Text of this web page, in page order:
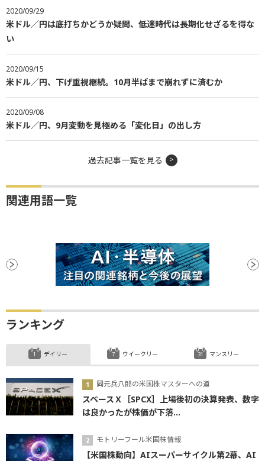
2020/09/29
米ドル／円は底打ちかどうか疑問、低迷時代は長期化せざるを得な
い
2020/09/15
米ドル／円、下げ重視継続。10月半ばまで崩れずに済むか
2020/09/08
米ドル／円、9月変動を見極める「変化日」の出し方
過去記事一覧を見る
関連用語一覧
ランキング
デイリー
岡元兵八郎の米国株マスターへの道
スペースＸ［SPCX］上場後初の決算発表、数字
は良かったが株価が下落...
モトリーフール米国株情報
【米国株動向】AIスーパーサイクル第2幕、AI
ウイークリー マンスリー